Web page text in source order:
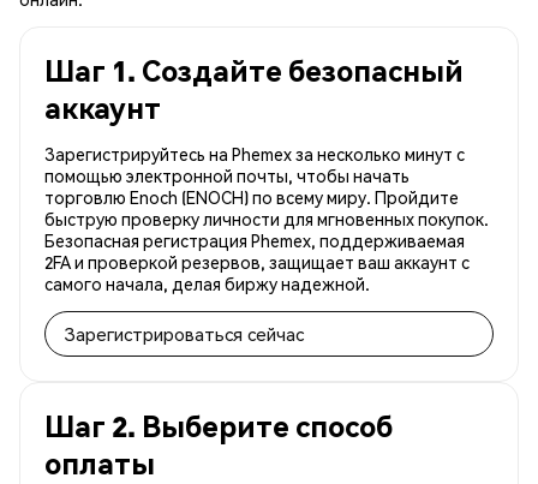
Шаг 1. Создайте безопасный
аккаунт
Зарегистрируйтесь на Phemex за несколько минут с
помощью электронной почты, чтобы начать
торговлю Enoch (ENOCH) по всему миру. Пройдите
быструю проверку личности для мгновенных покупок.
Безопасная регистрация Phemex, поддерживаемая
2FA и проверкой резервов, защищает ваш аккаунт с
самого начала, делая биржу надежной.
Зарегистрироваться сейчас
Шаг 2. Выберите способ
оплаты